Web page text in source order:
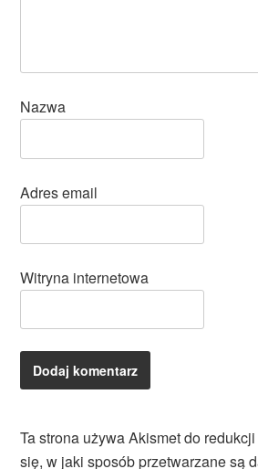
Nazwa
Adres email
Witryna internetowa
Ta strona używa Akismet do
się, w jaki sposób przetwarzane są